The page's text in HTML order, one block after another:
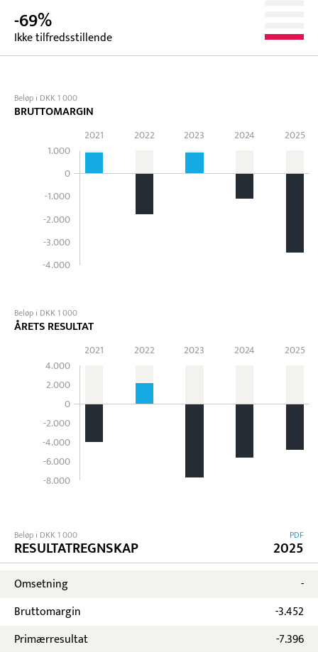
-69%
Ikke tilfredsstillende
Beløp i DKK 1 000
BRUTTOMARGIN
1.000
0
-1.000
-2.000
-3.000
-4.000
2021 2022 2023 2024 2025
Beløp i DKK 1 000
ÅRETS RESULTAT
4.000
2.000
0
-2.000
-4.000
-6.000
-8.000
2021 2022 2023 2024 2025
Beløp i DKK 1 000
RESULTATREGNSKAP
PDF
2025
Omsetning
-
Bruttomargin
-3.452
Primærresultat
-7.396